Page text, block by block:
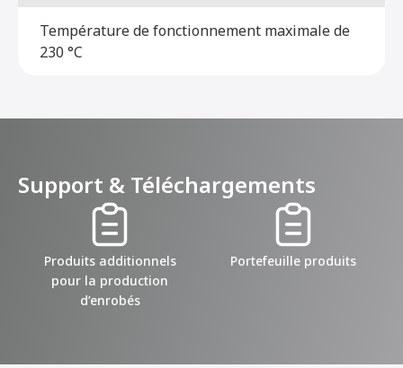
Température de fonctionnement maximale de
230 °C
Support & Téléchargements
Produits additionnels
pour la production
d’enrobés
Portefeuille produits